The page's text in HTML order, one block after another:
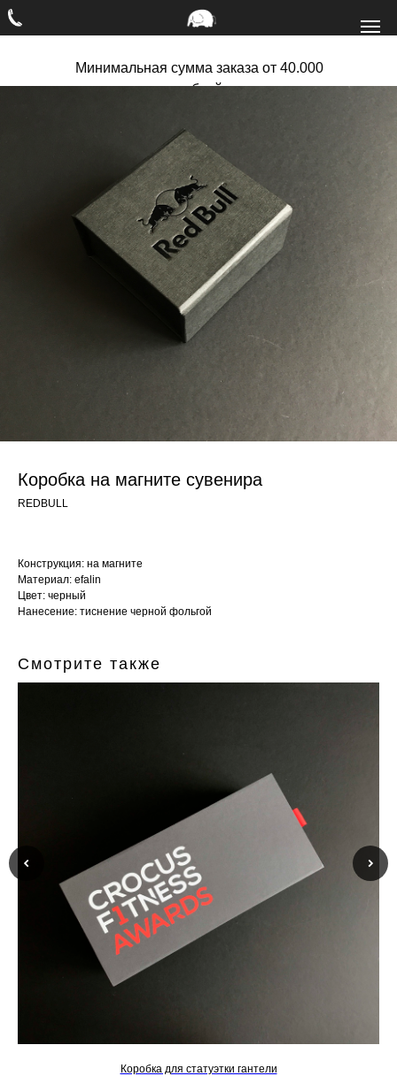
Минимальная сумма заказа от 40.000
рублей
Коробка на магните сувенира
REDBULL
Конструкция: на магните
Материал: efalin
Цвет: черный
Нанесение: тиснение черной фольгой
Смотрите также
Коробка для статуэтки гантели